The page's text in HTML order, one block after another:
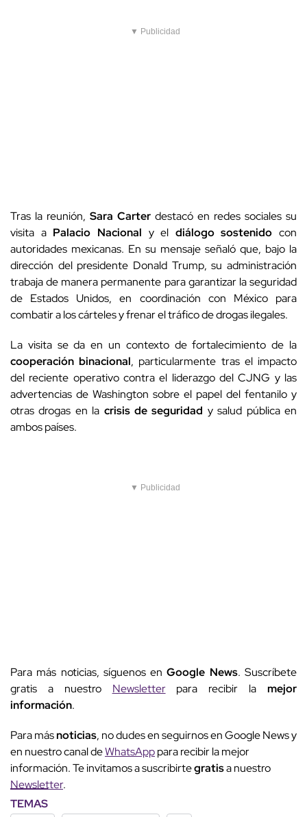
▼ Publicidad
Tras la reunión, Sara Carter destacó en redes sociales su
visita a Palacio Nacional y el diálogo sostenido con
autoridades mexicanas. En su mensaje señaló que, bajo la
dirección del presidente Donald Trump, su administración
trabaja de manera permanente para garantizar la seguridad
de Estados Unidos, en coordinación con México para
combatir a los cárteles y frenar el tráfico de drogas ilegales.
La visita se da en un contexto de fortalecimiento de la
cooperación binacional, particularmente tras el impacto
del reciente operativo contra el liderazgo del CJNG y las
advertencias de Washington sobre el papel del fentanilo y
otras drogas en la crisis de seguridad y salud pública en
ambos países.
▼ Publicidad
Para más noticias, síguenos enGoogle News. Suscríbete
gratis a nuestro Newsletterpara recibir lamejor
información.
Para másnoticias, no dudes en seguirnos en Google News y
en nuestro canal deWhatsApppara recibir la mejor
información. Te invitamos a suscribirtegratisa nuestro
Newsletter.
TEMAS